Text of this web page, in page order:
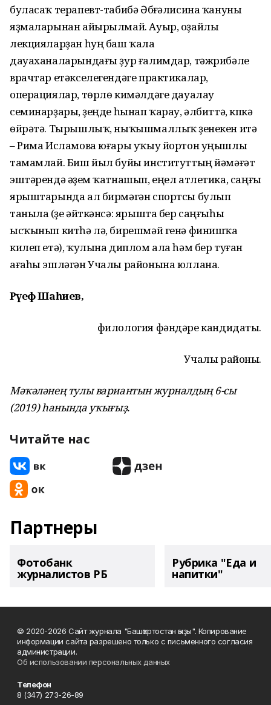
буласаҡ терапевт-табибә Әбүғәлисина ҡануны
яҙмаларынан айырылмай. Ауыр, оҙайлы
лекцияларҙан һуң баш ҡала
дауаханаларындағы ҙур ғалимдар, тәжрибәле
врачтар етәкселегендәге практикалар,
операциялар, төрлө кимәлдәге дауалау
семинарҙары, үҙеңде һынап ҡарау, әлбиттә, күпкә
өйрәтә. Тырышлыҡ, ныҡышмаллыҡ үҙенекен итә
– Рима Исламова юғары уҡыу йортон уңышлы
тамамлай. Биш йыл буйы институттың йәмәғәт
эштәрендә әүҙем ҡатнашып, еңел атлетика, саңғы
ярыштарында ал бирмәгән спортсы булып
таныла (үҙе әйткәнсә: ярышта бер саңғыһы
ысҡынып китһә лә, бирешмәй генә финишҡа
килеп етә), ҡулына диплом ала һәм бер туған
ағаһы эшләгән Учалы районына юллана.
Рәүеф Шаһиев,
филология фәндәре кандидаты.
Учалы районы.
Мәҡәләнең тулы вариантын журналдың 6-сы
(2019) һанында уҡығыҙ.
Читайте нас
Партнеры
Фотобанк
журналистов РБ
Рубрика "Еда и
напитки"
© 2020-2026 Сайт журнала "Башҡортостан ҡыҙы". Копирование
информации сайта разрешено только с письменного согласия
администрации.
Об использовании персональных данных
Телефон
8 (347) 273-26-89